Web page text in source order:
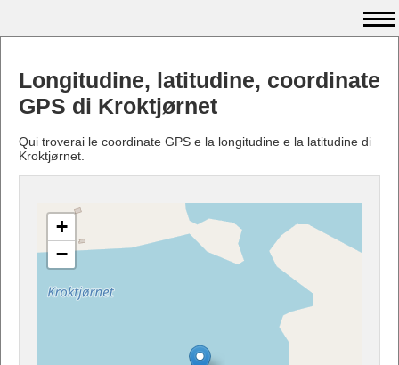
Longitudine, latitudine, coordinate
GPS di Kroktjørnet
Qui troverai le coordinate GPS e la longitudine e la latitudine di
Kroktjørnet.
+
−